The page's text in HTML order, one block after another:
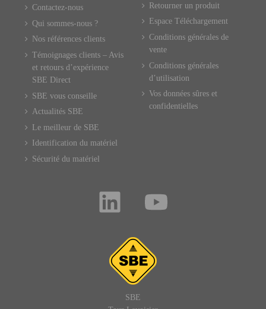
Contactez-nous
Qui sommes-nous ?
Nos références clients
Témoignages clients – Avis
et retours d’expérience
SBE Direct
SBE vous conseille
Actualités SBE
Le meilleur de SBE
Identification du matériel
Sécurité du matériel
Retourner un produit
Espace Téléchargement
Conditions générales de
vente
Conditions générales
d’utilisation
Vos données sûres et
confidentielles
SBE